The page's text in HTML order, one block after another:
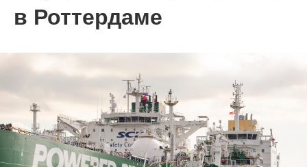
в Роттердаме